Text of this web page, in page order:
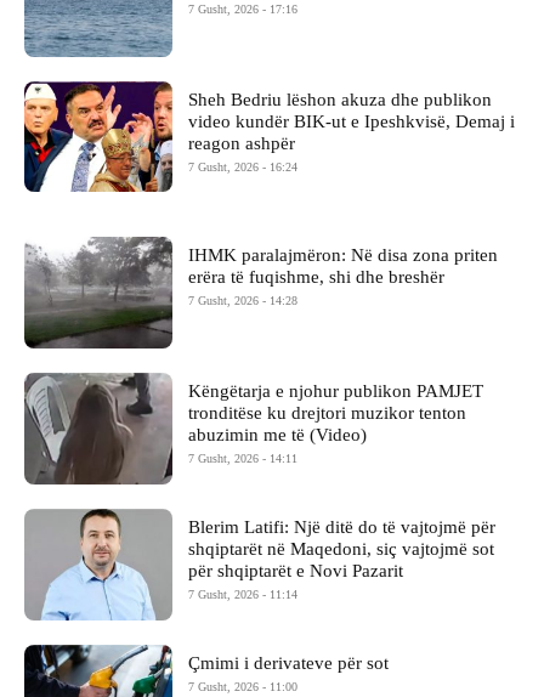
7 Gusht, 2026 - 17:16
Sheh Bedriu lëshon akuza dhe publikon
video kundër BIK-ut e Ipeshkvisë, Demaj i
reagon ashpër
7 Gusht, 2026 - 16:24
IHMK paralajmëron: Në disa zona priten
erëra të fuqishme, shi dhe breshër
7 Gusht, 2026 - 14:28
Këngëtarja e njohur publikon PAMJET
tronditëse ku drejtori muzikor tenton
abuzimin me të (Video)
7 Gusht, 2026 - 14:11
Blerim Latifi: Një ditë do të vajtojmë për
shqiptarët në Maqedoni, siç vajtojmë sot
për shqiptarët e Novi Pazarit
7 Gusht, 2026 - 11:14
Çmimi i derivateve për sot
7 Gusht, 2026 - 11:00